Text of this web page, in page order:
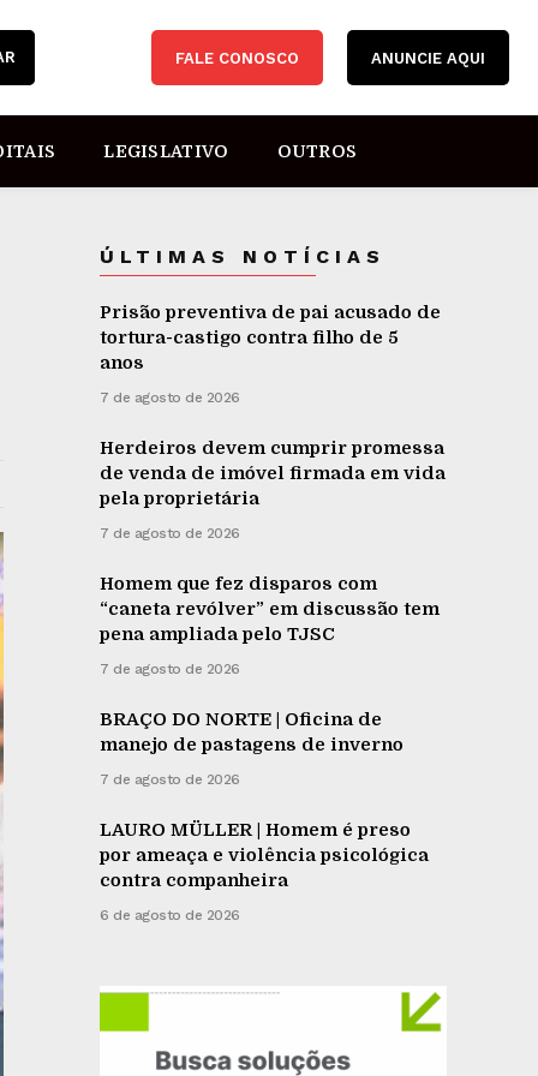
FALE CONOSCO ANUNCIE AQUI
LEGISLATIVO OUTROS
ÚLTIMAS NOTÍCIAS
Prisão preventiva de pai acusado de
tortura-castigo contra filho de 5
anos
7 de agosto de 2026
Herdeiros devem cumprir promessa
de venda de imóvel firmada em vida
pela proprietária
7 de agosto de 2026
Homem que fez disparos com
“caneta revólver” em discussão tem
pena ampliada pelo TJSC
7 de agosto de 2026
BRAÇO DO NORTE | Oficina de
manejo de pastagens de inverno
7 de agosto de 2026
LAURO MÜLLER | Homem é preso
por ameaça e violência psicológica
contra companheira
6 de agosto de 2026